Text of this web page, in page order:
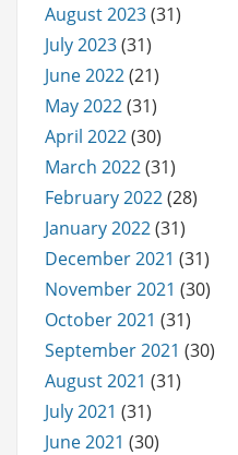
August 2023(31)
July 2023(31)
June 2022(21)
May 2022(31)
April 2022(30)
March 2022(31)
February 2022(28)
January 2022(31)
December 2021 (31)
November 2021 (30)
October 2021 (31)
September 2021 (30)
August 2021 (31)
July 2021 (31)
June 2021 (30)